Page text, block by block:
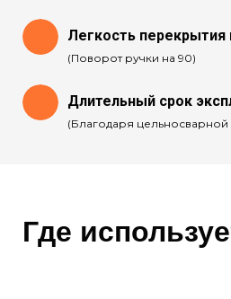
(Поворот ручки на 90)
Легкость перекрытия
(Благодаря цельносварной
Длительный срок
Где